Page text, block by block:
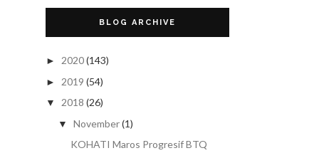
BLOG ARCHIVE
► 2020(143)
► 2019 (54)
▼ 2018 (26)
▼ November(1)
KOHATI Maros Progresif BTQ